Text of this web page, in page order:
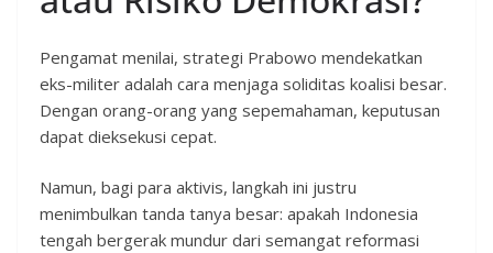
Pengamat menilai, strategi Prabowo mendekatkan
eks-militer adalah cara menjaga soliditas koalisi besar.
Dengan orang-orang yang sepemahaman, keputusan
dapat dieksekusi cepat.
Namun, bagi para aktivis, langkah ini justru
menimbulkan tanda tanya besar: apakah Indonesia
tengah bergerak mundur dari semangat reformasi